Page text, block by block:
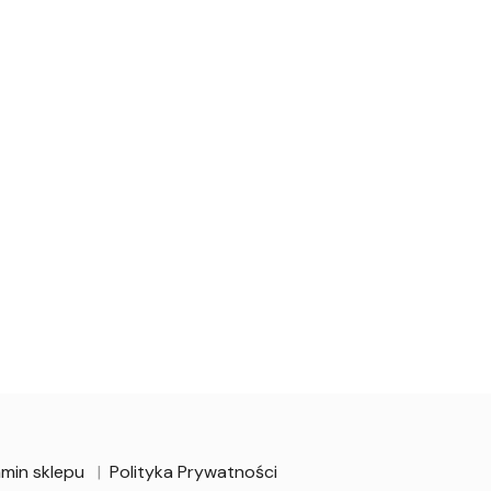
sklepu Polityka Prywatności